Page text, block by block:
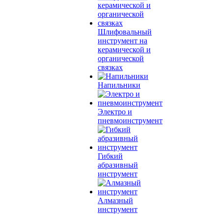
Шлифовальный
инструмент на
керамической и
органической
связках
Напильники
Электро и
пневмоинструмент
Гибкий
абразивный
инструмент
Алмазный
инструмент